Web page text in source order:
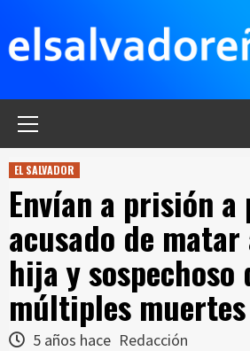
contenido
EL SALVADOR
Envían a prisión a
acusado de
hija y sospechoso
múltiples muertes
5 años hace Redacción